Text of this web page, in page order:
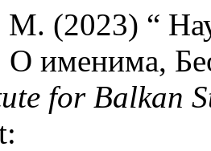
(2023) “
О именима,
for Balkan